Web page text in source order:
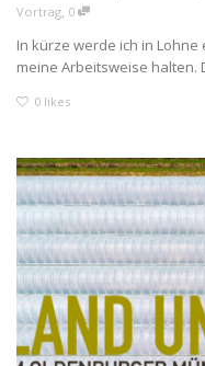
Vortrag, 0
In kürze werde ich in
meine Arbeitsweise halten.
0 likes